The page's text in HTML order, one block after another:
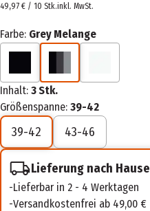
49,97 € / 10 Stk.inkl. MwSt.
Farbe: Grey Melange
Inhalt: 3 Stk.
Größenspanne: 39-42
39-42 43-46
Lieferung nach Hause
Lieferbar in 2 - 4 Werktagen
Versandkostenfrei ab 49,00 €